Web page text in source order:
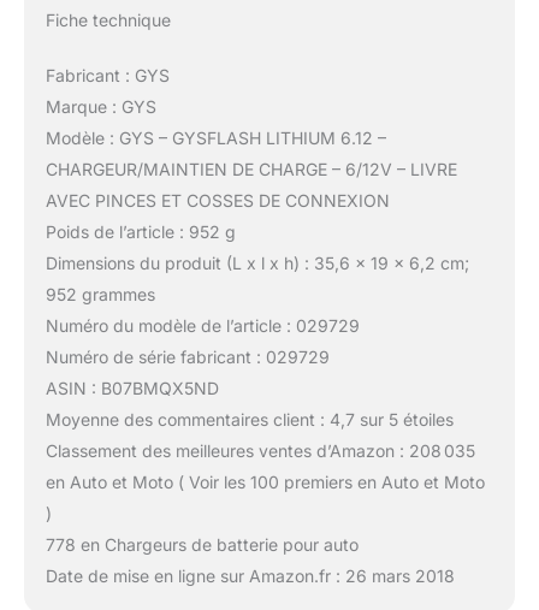
Fiche technique
Fabricant : GYS
Marque : GYS
Modèle : GYS – GYSFLASH LITHIUM 6.12 –
CHARGEUR/MAINTIEN DE CHARGE – 6/12V – LIVRE
AVEC PINCES ET COSSES DE CONNEXION
Poids de l’article : 952 g
Dimensions du produit (L x l x h) : 35,6 x 19 x 6,2 cm;
952 grammes
Numéro du modèle de l’article : 029729
Numéro de série fabricant : 029729
ASIN : B07BMQX5ND
Moyenne des commentaires client : 4,7 sur 5 étoiles
Classement des meilleures ventes d’Amazon : 208 035
en Auto et Moto ( Voir les 100 premiers en Auto et Moto
)
778 en Chargeurs de batterie pour auto
Date de mise en ligne sur Amazon.fr : 26 mars 2018